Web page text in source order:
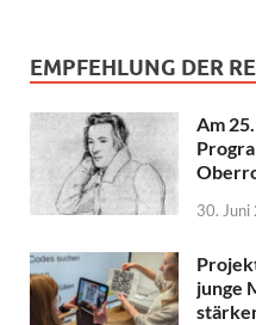
EMPFEHLUNG DER
Am
30. Juni
junge